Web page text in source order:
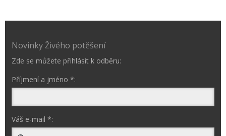
Novinky Živého potěšení
Zde se můžete přihlásit k odběru:
Příjmení a jméno *:
Váš e-mail *: